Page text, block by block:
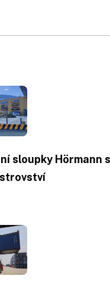
sloupky Hörmann